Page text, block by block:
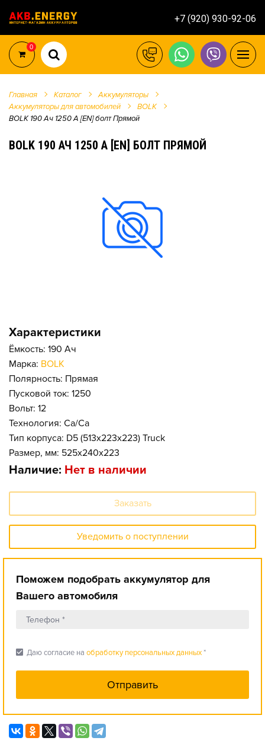
+7 (920) 930-92-06
0
Главная Каталог
Аккумуляторы
Аккумуляторы для автомобилей
BOLK
BOLK 190 Ач 1250 А [EN] болт Прямой
BOLK 190 АЧ 1250 А [EN] БОЛТ ПРЯМОЙ
Характеристики
Ёмкость: 190 Ач
Марка: BOLK
Полярность: Прямая
Пусковой ток: 1250
Вольт: 12
Технология: Ca/Ca
Тип корпуса: D5 (513x223x223) Truck
Размер, мм: 525x240x223
Наличие: Нет в наличии
Заказать
Уведомить о поступлении
Поможем подобрать аккумулятор для
Вашего автомобиля
check_box Даю согласие на обработку персональных данных*